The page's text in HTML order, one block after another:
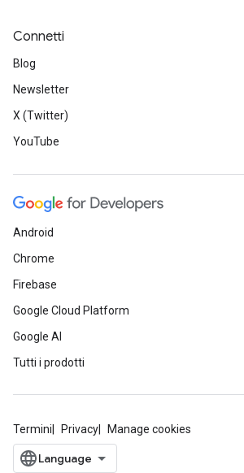
Connetti
Blog
Newsletter
X (Twitter)
YouTube
Android
Chrome
Firebase
Google Cloud Platform
Google AI
Tutti i prodotti
Termini Privacy Manage cookies